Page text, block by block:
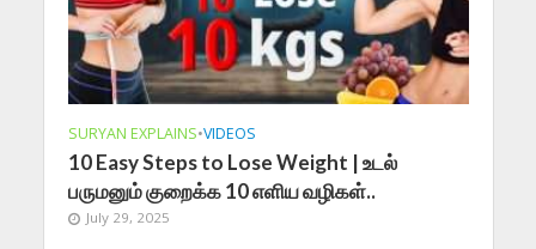
SURYAN EXPLAINS•VIDEOS
10 Easy Steps to Lose Weight | உடல்
பருமனும் குறைக்க 10 எளிய வழிகள்..
July 29, 2025